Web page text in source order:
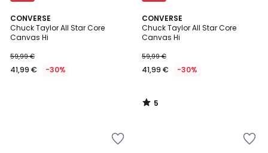
CONVERSE
Chuck Taylor All Star Core
Canvas Hi
59,99 €
41,99 € -30%
CONVERSE
Chuck Taylor All Star Core
Canvas Hi
59,99 €
41,99 € -30%
5
/
5
5
/